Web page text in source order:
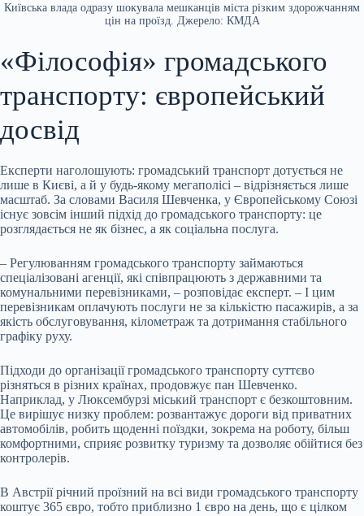
Київська влада одразу шокувала мешканців міста різким здорожчанням
цін на проїзд. Джерело: КМДА
«Філософія» громадського
транспорту: європейський
досвід
Експерти наголошують: громадський транспорт дотується не
лише в Києві, а й у будь-якому мегаполісі – відрізняється лише
масштаб. За словами Василя Шевченка, у Європейському Союзі
існує зовсім інший підхід до громадського транспорту: це
розглядається не як бізнес, а як соціальна послуга.
– Регулюванням громадського транспорту займаються
спеціалізовані агенції, які співпрацюють з державними та
комунальними перевізниками, – розповідає експерт. – І цим
перевізникам оплачують послуги не за кількістю пасажирів, а за
якість обслуговування, кілометраж та дотримання стабільного
графіку руху.
Підходи до організації громадського транспорту суттєво
різняться в різних країнах, продовжує пан Шевченко.
Наприклад, у Люксембурзі міський транспорт є безкоштовним.
Це вирішує низку проблем: розвантажує дороги від приватних
автомобілів, робить щоденні поїздки, зокрема на роботу, більш
комфортними, сприяє розвитку туризму та дозволяє обійтися без
контролерів.
В Австрії річний проїзний на всі види громадського транспорту
коштує 365 євро, тобто приблизно 1 євро на день, що є цілком